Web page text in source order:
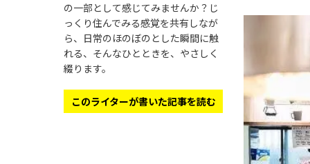
の一部として感じてみませんか？じ
っくり住んでみる感覚を共有しなが
ら、日常のほのぼのとした瞬間に触
れる、そんなひとときを、やさしく
綴ります。
このライターが書いた記事を読む